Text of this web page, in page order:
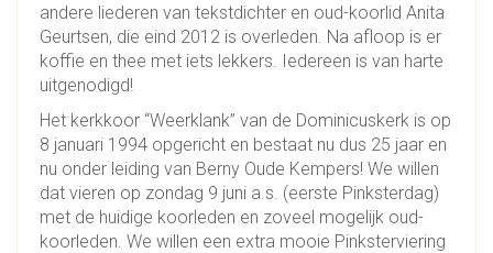
andere liederen van tekstdichter en oud-koorlid Anita
Geurtsen, die eind 2012 is overleden. Na afloop is er
koffie en thee met iets lekkers. Iedereen is van harte
uitgenodigd!
Het kerkkoor “Weerklank” van de Dominicuskerk is op
8 januari 1994 opgericht en bestaat nu dus 25 jaar en
nu onder leiding van Berny Oude Kempers! We willen
dat vieren op zondag 9 juni a.s. (eerste Pinksterdag)
met de huidige koorleden en zoveel mogelijk oud-
koorleden. We willen een extra mooie Pinksterviering